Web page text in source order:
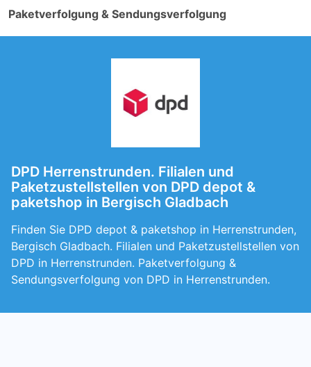
Paketverfolgung & Sendungsverfolgung
DPD Herrenstrunden. Filialen und
Paketzustellstellen von DPD depot &
paketshop in Bergisch Gladbach
Finden Sie DPD depot & paketshop in Herrenstrunden,
Bergisch Gladbach. Filialen und Paketzustellstellen von
DPD in Herrenstrunden. Paketverfolgung &
Sendungsverfolgung von DPD in Herrenstrunden.